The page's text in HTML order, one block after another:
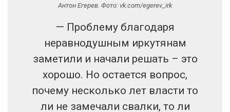
Антон Егерев. Фото: vk.com/egerev_irk
— Проблему благодаря
неравнодушным иркутянам
заметили и начали решать – это
хорошо. Но остается вопрос,
почему несколько лет власти то
ли не замечали свалки, то ли